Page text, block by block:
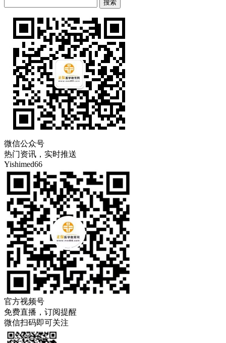
微信公众号
热门资讯，实时推送
Yishimed66
官方视频号
免费直播，订阅提醒
微信扫码即可关注